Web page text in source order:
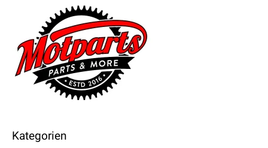
Kategorien